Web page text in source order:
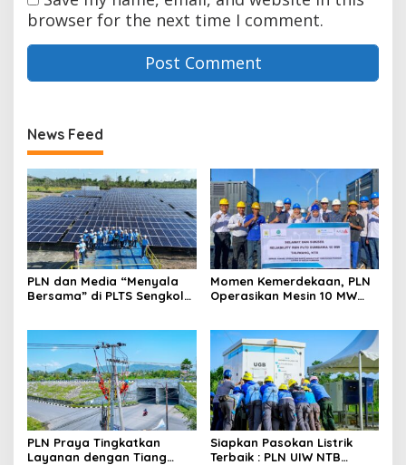
browser for the next time I comment.
News Feed
PLN dan Media “Menyala
Bersama” di PLTS Sengkol
Momen Kemerdekaan, PLN
Operasikan Mesin 10 MW
PLN Praya Tingkatkan
Layanan dengan Tiang
Siapkan Pasokan Listrik
Terbaik : PLN UIW NTB